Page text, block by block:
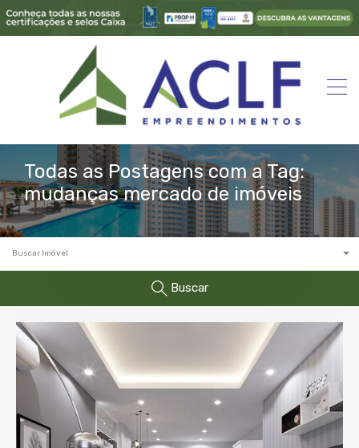
Todas as Postagens com a Tag:
mudanças mercado de imóveis
Buscar Imóvel
Buscar